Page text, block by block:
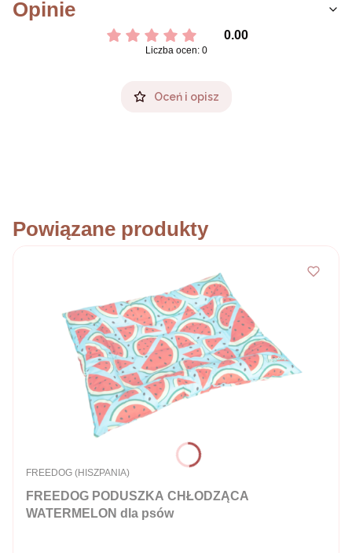
Opinie
0.00
Liczba ocen: 0
Oceń i opisz
Powiązane produkty
FREEDOG PODUSZKA CHŁODZĄCA
WATERMELON dla psów
PRODUCENT
FREEDOG (HISZPANIA)